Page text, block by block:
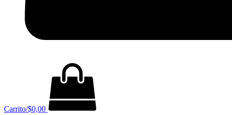
Carrito/$0,00